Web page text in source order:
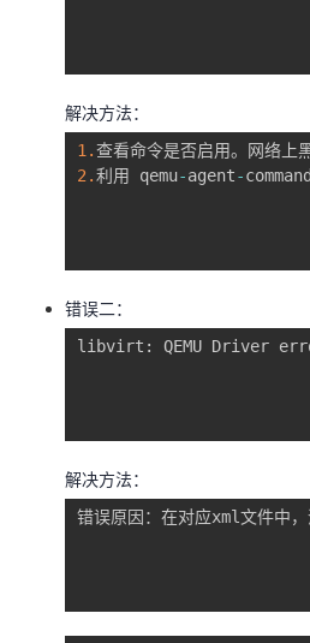
解决方法：
1.
2.利用 qemu-agent-
错误二：
libvirt: QEMU Driver
解决方法：
错误原因：在对应xml文件中